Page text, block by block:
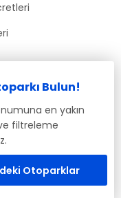
Bulun!
en yakın
filtreleme
Otoparklar